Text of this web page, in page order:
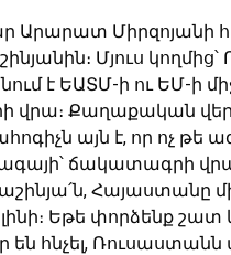
Արարատ
Մյուս կողմից՝
է ԵԱՏՄ-ի ու ԵՄ-ի
վրա։ Քաղաքական
այն է, որ ոչ թե
ճակատագրի
Հայաստանը
Եթե փորձենք
են հնչել,